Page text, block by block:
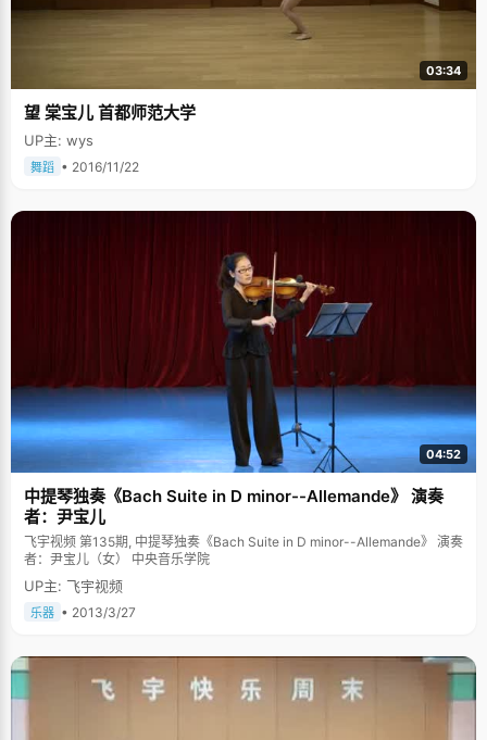
03:34
望 棠宝儿 首都师范大学
UP主: wys
舞蹈 • 2016/11/22
04:52
中提琴独奏《Bach Suite in D minor--Allemande》 演奏
者：尹宝儿
飞宇视频 第135期, 中提琴独奏《Bach Suite in D minor--Allemande》 演奏
者：尹宝儿（女） 中央音乐学院
UP主: 飞宇视频
乐器 • 2013/3/27